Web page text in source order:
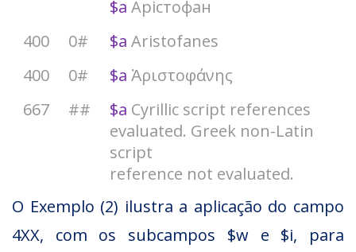
$a Арiстофан
400
0# $a Aristofanes
400
0# $a Ἀριστοφάνης
667
## $a Cyrillic script references
evaluated. Greek non-Latin
script
reference not evaluated.
O Exemplo (2) ilustra a aplicação do campo
4XX, com os subcampos $w e $i, para